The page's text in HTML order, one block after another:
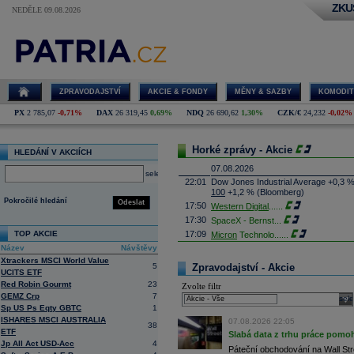
NEDĚLE 09.08.2026
ZPRAVODAJSTVÍ AKCIE & FONDY MĚNY & SAZBY
PX 2 785,07 -0,71% DAX 26 319,45 0,69% NDQ 26 690,62 1,30% CZK/€ 24,232 -0,02%
HLEDÁNÍ V AKCIÍCH
select
Odeslat
Pokročilé hledání
TOP AKCIE
Název
Návštěvy
Xtrackers MSCI World Value
UCITS ETF
5
Red Robin Gourmt
23
GEMZ Crp
7
Sp US Ps Eqty GBTC
1
ISHARES MSCI AUSTRALIA
ETF
38
Jp All Act USD-Acc
4
Horké zprávy - Akcie
07.08.2026
22:01
Dow Jones Industrial Average +0,3
100 +1,2 % (Bloomberg)
17:50 Western Digital
17:30 SpaceX - Bernst
17:09 Micron Technolo
16:26
Objem obchodů s akciemi na
obchodů za poslední rok je 0,665
16:23 Zvýšení výroby balistických střel
nějakou dobu potrvá. Agentuře
Armin Papperger. Společná výroba
doplnit arzenál Spojeným státům,
(ČTK)
16:07 Conocophillips
Zpravodajství - Akcie
Zvolte filtr
07.08.2026 22:05
Slabá data z trhu práce
Páteční obchodování na Wall